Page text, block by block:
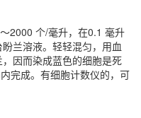
2000 个/毫升，在0.1 毫升
兰溶液。轻轻混匀，用血
因而染成蓝色的细胞是死
完成。有细胞计数仪的，可